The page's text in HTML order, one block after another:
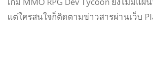
แต่ใครสนใจก็ติดตามข่าวสารผ่านเว็บ